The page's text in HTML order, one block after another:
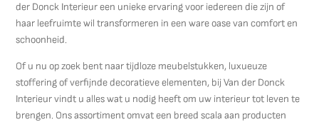
der Donck Interieur een unieke ervaring voor iedereen die zijn of
haar leefruimte wil transformeren in een ware oase van comfort en
schoonheid.
Of u nu op zoek bent naar tijdloze meubelstukken, luxueuze
stoffering of verfijnde decoratieve elementen, bij Van der Donck
Interieur vindt u alles wat u nodig heeft om uw interieur tot leven te
brengen. Ons assortiment omvat een breed scala aan producten